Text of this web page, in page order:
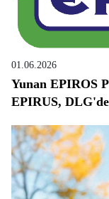
01.06.2026
Yunan EPIROS
EPIRUS,